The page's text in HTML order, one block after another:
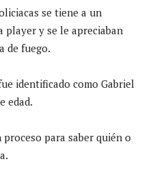
se tiene a un
y se le apreciaban
de fuego.
identificado como Gabriel
edad.
para saber quién o